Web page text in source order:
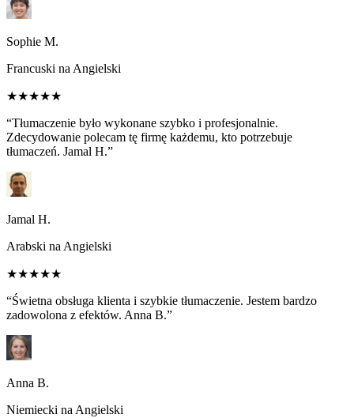
Sophie M.
Francuski na Angielski
★★★★★
“Tłumaczenie było wykonane szybko i profesjonalnie.
Zdecydowanie polecam tę firmę każdemu, kto potrzebuje
tłumaczeń. Jamal H.”
Jamal H.
Arabski na Angielski
★★★★★
“Świetna obsługa klienta i szybkie tłumaczenie. Jestem bardzo
zadowolona z efektów. Anna B.”
Anna B.
Niemiecki na Angielski